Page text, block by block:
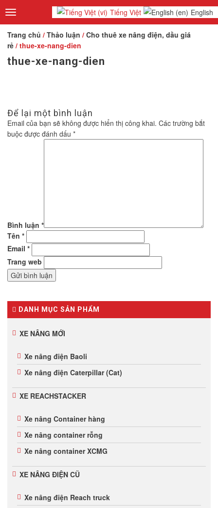
Toggle
navigation
Tiếng Việt English
Trang chủ / Thảo luận / Cho thuê xe nâng điện, dầu giá
rẻ / thue-xe-nang-dien
thue-xe-nang-dien
Để lại một bình luận
Email của bạn sẽ không được hiển thị công khai. Các trường bắt
buộc được đánh dấu *
Bình luận *
Tên *
Email *
Trang web
DANH MỤC SẢN PHẨM
XE NÂNG MỚI
Xe nâng điện Baoli
Xe nâng điện Caterpillar (Cat)
XE REACHSTACKER
Xe nâng Container hàng
Xe nâng container rỗng
Xe nâng container XCMG
XE NÂNG ĐIỆN CŨ
Xe nâng điện Reach truck